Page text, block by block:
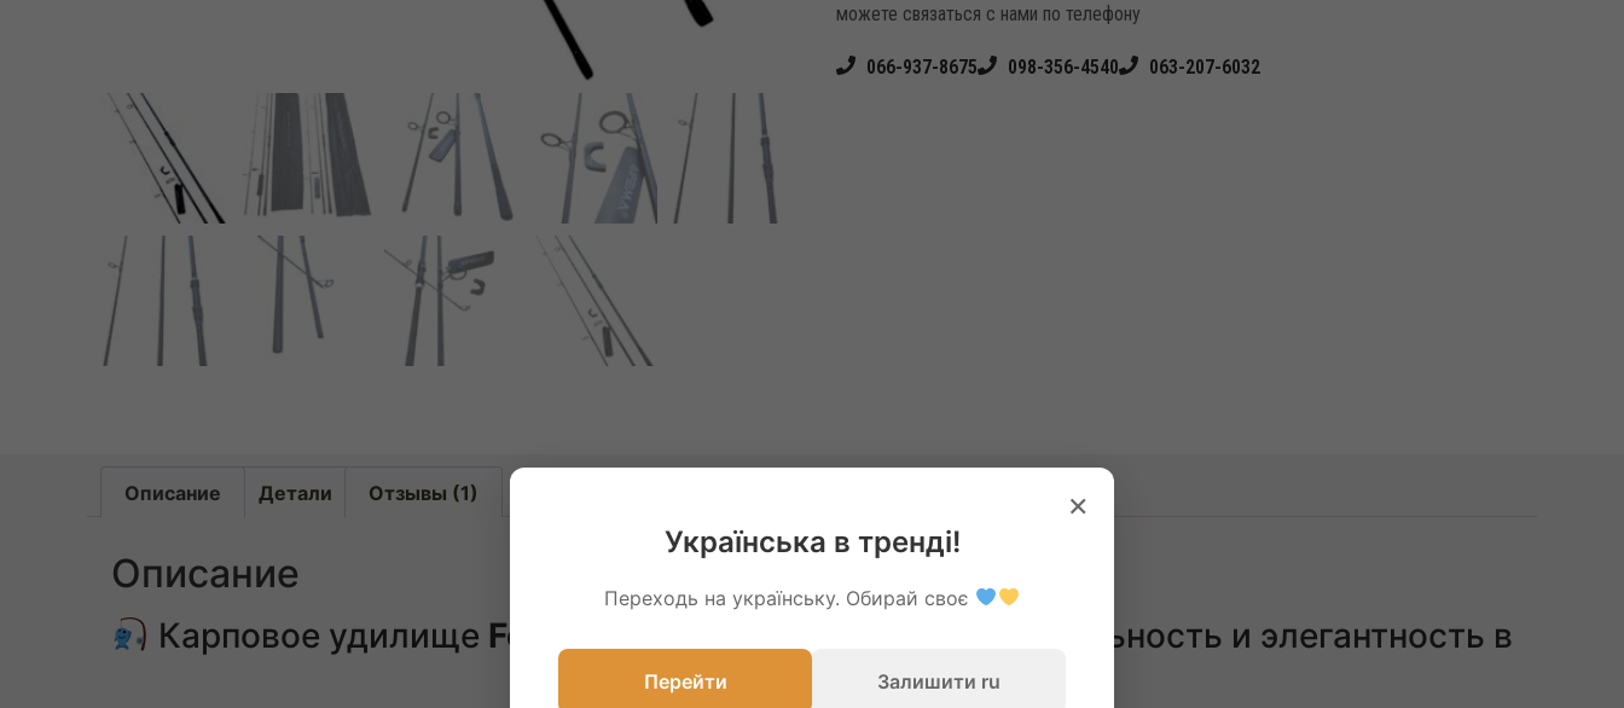
можете связаться с нами по телефону
066-937-8675 098-356-4540 063-207-6032
Описание Детали Отзывы (1)
Описание
Карповое удилище Feima FOS 3.9 м / 3.5 lb
— мощь, дальность и элегантность в
каждой детали!
×
Українська в тренді!
Переходь на українську. Обирай своє
Перейти Залишити ru